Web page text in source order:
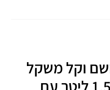
וקל משקל